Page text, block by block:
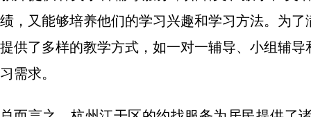
绩，又能够培养他们的学习兴趣和学习方法。为
提供了多样的教学方式，如一对一辅导、小组辅
习需求。